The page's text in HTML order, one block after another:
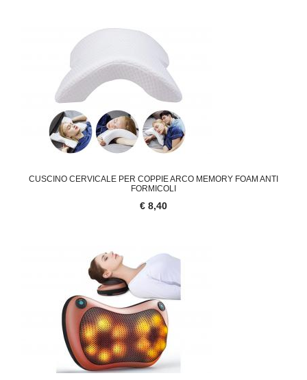
CUSCINO CERVICALE PER COPPIE ARCO MEMORY FOAM ANTI
FORMICOLI
€ 8,40